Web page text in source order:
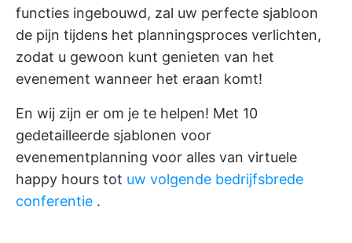
functies ingebouwd, zal uw perfecte sjabloon
de pijn tijdens het planningsproces verlichten,
zodat u gewoon kunt genieten van het
evenement wanneer het eraan komt!
En wij zijn er om je te helpen! Met 10
gedetailleerde sjablonen voor
evenementplanning voor alles van virtuele
happy hours tot uw volgende bedrijfsbrede
conferentie .